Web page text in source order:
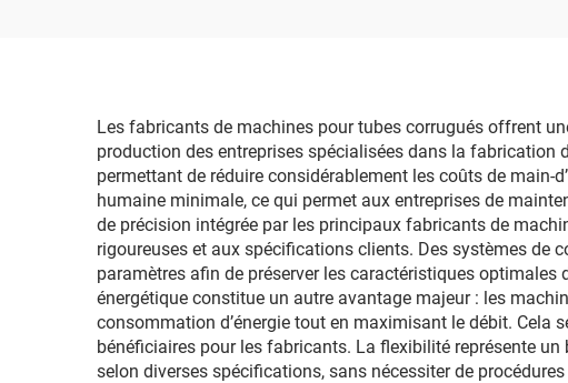
Les fabricants de machines pour tubes corrugués offrent
production des entreprises spécialisées dans la
permettant de réduire considérablement les coûts de
humaine minimale, ce qui permet aux entreprises de
de précision intégrée par les principaux fabricants de
rigoureuses et aux spécifications clients. Des systèmes de
paramètres afin de préserver les caractéristiques optimales
énergétique constitue un autre avantage majeur : les
consommation d’énergie tout en maximisant le débit. Cela
bénéficiaires pour les fabricants. La flexibilité représente
selon diverses spécifications, sans nécessiter de